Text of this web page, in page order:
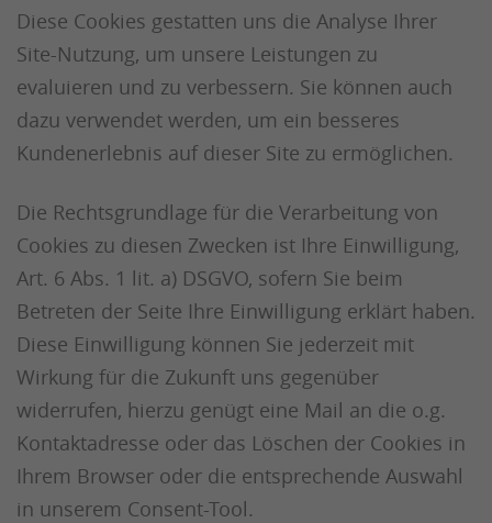
Diese Cookies gestatten uns die Analyse Ihrer
Site-Nutzung, um unsere Leistungen zu
evaluieren und zu verbessern. Sie können auch
dazu verwendet werden, um ein besseres
Kundenerlebnis auf dieser Site zu ermöglichen.
Die Rechtsgrundlage für die Verarbeitung von
Cookies zu diesen Zwecken ist Ihre Einwilligung,
Art. 6 Abs. 1 lit. a) DSGVO, sofern Sie beim
Betreten der Seite Ihre Einwilligung erklärt haben.
Diese Einwilligung können Sie jederzeit mit
Wirkung für die Zukunft uns gegenüber
widerrufen, hierzu genügt eine Mail an die o.g.
Kontaktadresse oder das Löschen der Cookies in
Ihrem Browser oder die entsprechende Auswahl
in unserem Consent-Tool.